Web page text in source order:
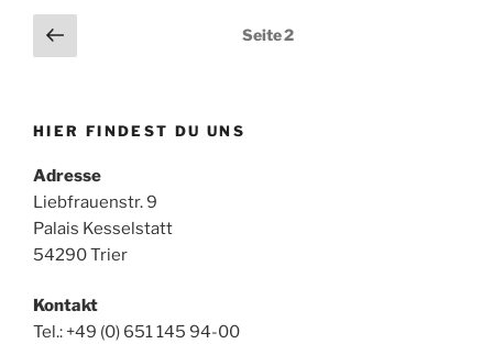
Seitennummerierung
der
Vorherige
Seite
Seite2
HIER FINDEST DU UNS
Adresse
Liebfrauenstr. 9
Palais Kesselstatt
54290 Trier
Kontakt
Tel.: +49 (0) 651 145 94-00